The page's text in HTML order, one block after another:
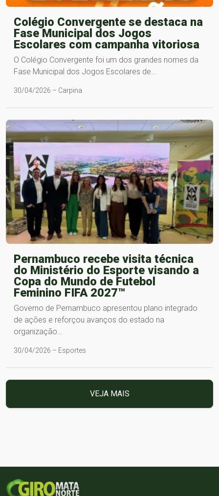
Colégio Convergente se destaca na
Fase Municipal dos Jogos
Escolares com campanha vitoriosa
O Colégio Convergente foi um dos grandes nomes da
Fase Municipal dos Jogos Escolares de…
30/04/2026 – Carpina
Pernambuco recebe visita técnica
do Ministério do Esporte visando a
Copa do Mundo de Futebol
Feminino FIFA 2027™
Governo de Pernambuco apresentou plano integrado
de ações e reforçou avanços do estado na
organização…
30/04/2026 – Esportes
VEJA MAIS